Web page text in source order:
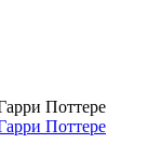
Поттере
Поттере